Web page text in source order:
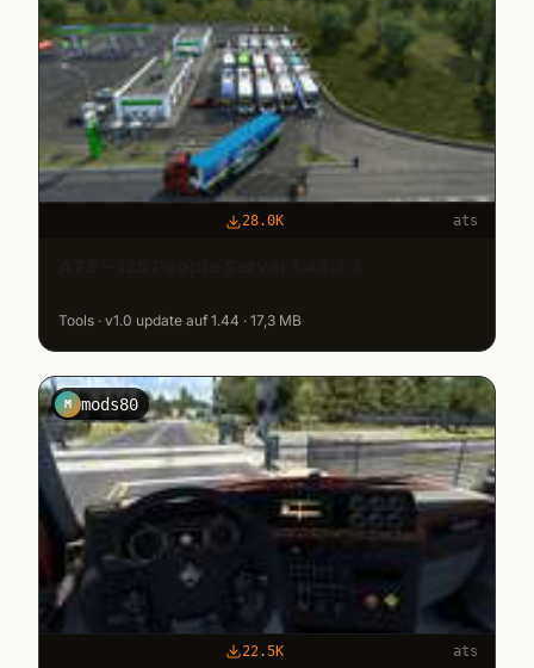
28.0K ats
Tools · v1.0 update auf 1.44 · 17,3 MB
M mods80
22.5K ats